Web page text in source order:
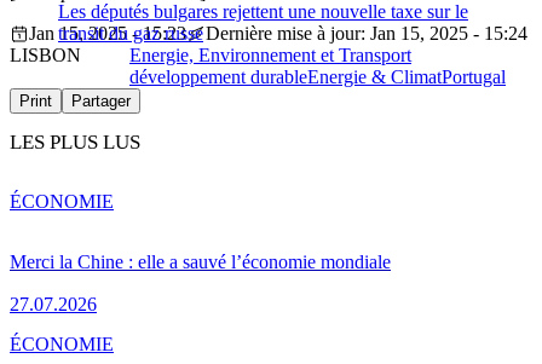
Les députés bulgares rejettent une nouvelle taxe sur le
transit du gaz russe
Jan 15, 2025 - 15:23
Dernière mise à jour: Jan 15, 2025 - 15:24
LISBON
Energie, Environnement et Transport
développement durableEnergie & ClimatPortugal
Print Partager
LES PLUS LUS
Merci la Chine : elle a sauvé l’économie mondiale
27.07.2026
ÉCONOMIE
ÉCONOMIE